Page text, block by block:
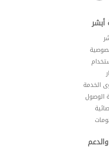
الخدمة
الوصول